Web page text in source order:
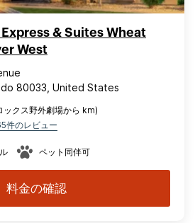
& Suites Wheat
West
80033, United States
クス野外劇場から km)
件のレビュー
ペット同伴可
料金の確認